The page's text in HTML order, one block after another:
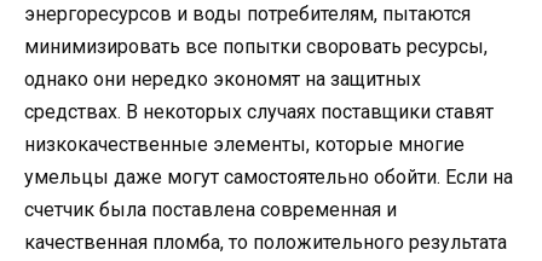
энергоресурсов и воды потребителям, пытаются
минимизировать все попытки своровать ресурсы,
однако они нередко экономят на защитных
средствах. В некоторых случаях поставщики ставят
низкокачественные элементы, которые многие
умельцы даже могут самостоятельно обойти. Если на
счетчик была поставлена современная и
качественная пломба, то положительного результата